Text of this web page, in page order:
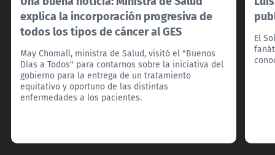
explica la incorporación progresiva de
todos los tipos de cáncer al GES
May Chomalí, ministra de Salud, visitó el "Buenos
Días a Todos" para contarnos sobre la iniciativa del
gobierno para la entrega de un tratamiento
equitativo y oportuno de las distintas
enfermedades a los pacientes.
El